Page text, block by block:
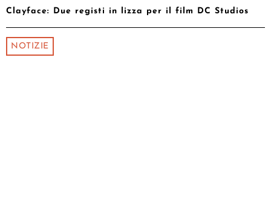
Clayface: Due registi in lizza per il film DC Studios
NOTIZIE